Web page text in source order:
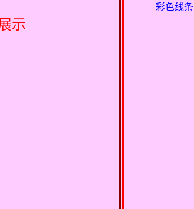
示
彩色线条